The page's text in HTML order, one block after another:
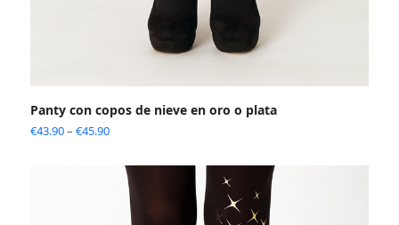
Panty con copos de nieve en oro o plata
€43.90– €45.90